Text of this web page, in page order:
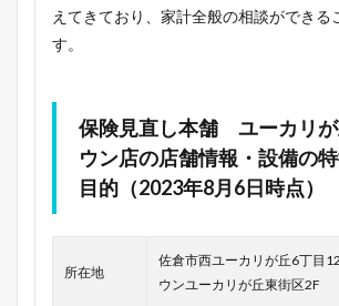
えてきており、家計全般の相談ができる
す。
保険見直し本舗 ユーカリが
ウン店の店舗情報・設備の
目的（2023年8月6日時点）
所在地
佐倉市西ユーカリが丘6丁目
ウンユーカリが丘東街区2F